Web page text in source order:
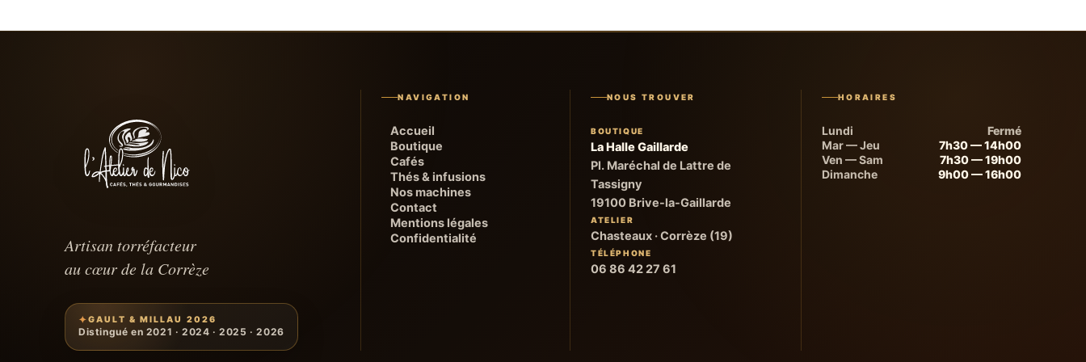
Artisan torréfacteur
au cœur de la Corrèze
GAULT & MILLAU 2026
Distingué en 2021 · 2024 · 2025 · 2026
NAVIGATION
Accueil
Boutique
Cafés
Thés & infusions
Nos machines
Contact
Mentions légales
Confidentialité
NOUS TROUVER
BOUTIQUE
La Halle Gaillarde
Pl. Maréchal de Lattre de
Tassigny
19100 Brive-la-Gaillarde
ATELIER
Chasteaux · Corrèze (19)
TÉLÉPHONE
06 86 42 27 61
HORAIRES
Lundi
Fermé
Mar — Jeu
7h30 — 14h00
Ven — Sam
7h30 — 19h00
Dimanche
9h00 — 16h00